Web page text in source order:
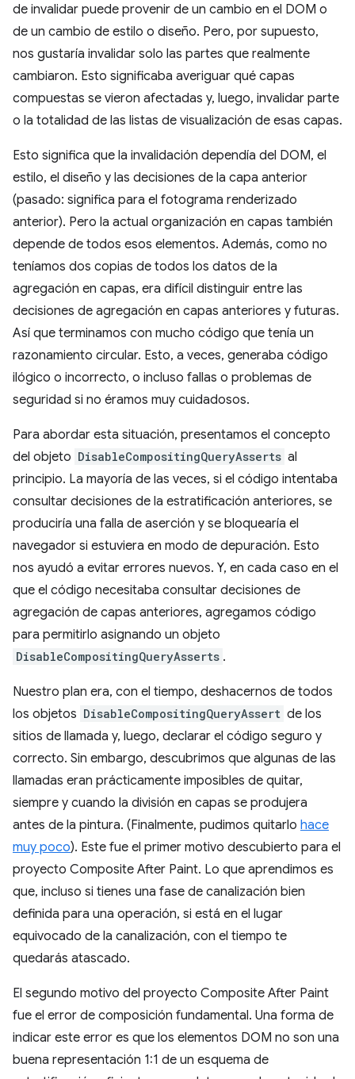
de invalidar puede provenir de un cambio en el DOM o
de un cambio de estilo o diseño. Pero, por supuesto,
nos gustaría invalidar solo las partes que realmente
cambiaron. Esto significaba averiguar qué capas
compuestas se vieron afectadas y, luego, invalidar parte
o la totalidad de las listas de visualización de esas capas.
Esto significa que la invalidación dependía del DOM, el
estilo, el diseño y las decisiones de la capa anterior
(pasado: significa para el fotograma renderizado
anterior). Pero la actual organización en capas también
depende de todos esos elementos. Además, como no
teníamos dos copias de todos los datos de la
agregación en capas, era difícil distinguir entre las
decisiones de agregación en capas anteriores y futuras.
Así que terminamos con mucho código que tenía un
razonamiento circular. Esto, a veces, generaba código
ilógico o incorrecto, o incluso fallas o problemas de
seguridad si no éramos muy cuidadosos.
Para abordar esta situación, presentamos el concepto
del objeto DisableCompositingQueryAsserts al
principio. La mayoría de las veces, si el código intentaba
consultar decisiones de la estratificación anteriores, se
produciría una falla de aserción y se bloquearía el
navegador si estuviera en modo de depuración. Esto
nos ayudó a evitar errores nuevos. Y, en cada caso en el
que el código necesitaba consultar decisiones de
agregación de capas anteriores, agregamos código
para permitirlo asignando un objeto
DisableCompositingQueryAsserts .
Nuestro plan era, con el tiempo, deshacernos de todos
los objetos DisableCompositingQueryAssert de los
sitios de llamada y, luego, declarar el código seguro y
correcto. Sin embargo, descubrimos que algunas de las
llamadas eran prácticamente imposibles de quitar,
siempre y cuando la división en capas se produjera
antes de la pintura. (Finalmente, pudimos quitarlo hace
muy poco). Este fue el primer motivo descubierto para el
proyecto Composite After Paint. Lo que aprendimos es
que, incluso si tienes una fase de canalización bien
definida para una operación, si está en el lugar
equivocado de la canalización, con el tiempo te
quedarás atascado.
El segundo motivo del proyecto Composite After Paint
fue el error de composición fundamental. Una forma de
indicar este error es que los elementos DOM no son una
buena representación 1:1 de un esquema de